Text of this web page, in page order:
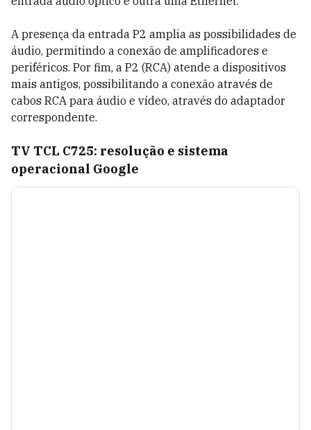
A presença da entrada P2 amplia as possibilidades de
áudio, permitindo a conexão de amplificadores e
periféricos. Por fim, a P2 (RCA) atende a dispositivos
mais antigos, possibilitando a conexão através de
cabos RCA para áudio e vídeo, através do adaptador
correspondente.
TV TCL C725: resolução e sistema
operacional Google